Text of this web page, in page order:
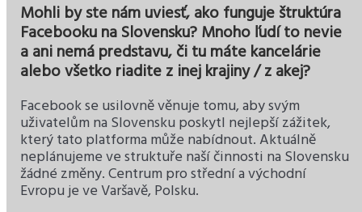
Mohli by ste nám uviesť, ako funguje štruktúra
Facebooku na Slovensku? Mnoho ľudí to nevie
a ani nemá predstavu, či tu máte kancelárie
alebo všetko riadite z inej krajiny / z akej?
Facebook se usilovně věnuje tomu, aby svým
uživatelům na Slovensku poskytl nejlepší zážitek,
který tato platforma může nabídnout. Aktuálně
neplánujeme ve struktuře naší činnosti na Slovensku
žádné změny. Centrum pro střední a východní
Evropu je ve Varšavě, Polsku.